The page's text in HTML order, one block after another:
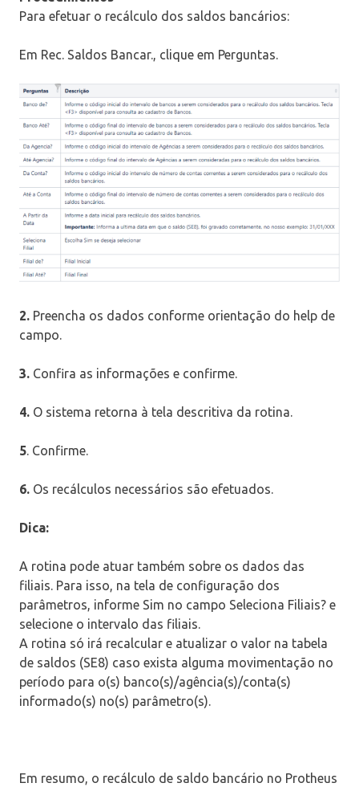
Para efetuar o recálculo dos saldos bancários:
Em Rec. Saldos Bancar., clique em Perguntas.
2. Preencha os dados conforme orientação do help de
campo.
3. Confira as informações e confirme.
4. O sistema retorna à tela descritiva da rotina.
5. Confirme.
6. Os recálculos necessários são efetuados.
Dica:
A rotina pode atuar também sobre os dados das
filiais. Para isso, na tela de configuração dos
parâmetros, informe Sim no campo Seleciona Filiais? e
selecione o intervalo das filiais.
A rotina só irá recalcular e atualizar o valor na tabela
de saldos (SE8) caso exista alguma movimentação no
período para o(s) banco(s)/agência(s)/conta(s)
informado(s) no(s) parâmetro(s).
Em resumo, o recálculo de saldo bancário no Protheus